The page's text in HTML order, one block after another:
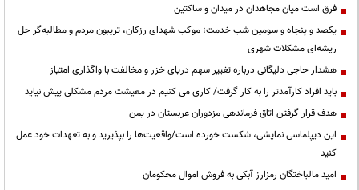
فرق است میان مجاهدان در میدان و ساکتین
یکصد و پنجاه و سومین شب خدمت؛ موکب شهدای رزکان، تریبون مردم و مطالبه‌گر حل
ریشه‌ای مشکلات شهری
هشدار حاجی دلیگانی درباره تغییر سهم دریای خزر و مخالفت با واگذاری امتیاز
باید افراد کارآمدتر را به کار گرفت/ کاری می کنیم در معیشت مردم مشکلی پیش نیاید
هدف قرار گرفتن اتاق‌ فرماندهی مزدوران عربستان در یمن
این دیپلماسی نمایشی، شکست خورده است/واقعیت‌ها را بپذیرید و به تعهدات خود عمل
کنید
امید مالباختگان رمزارز آبکی به فروش اموال محکومان